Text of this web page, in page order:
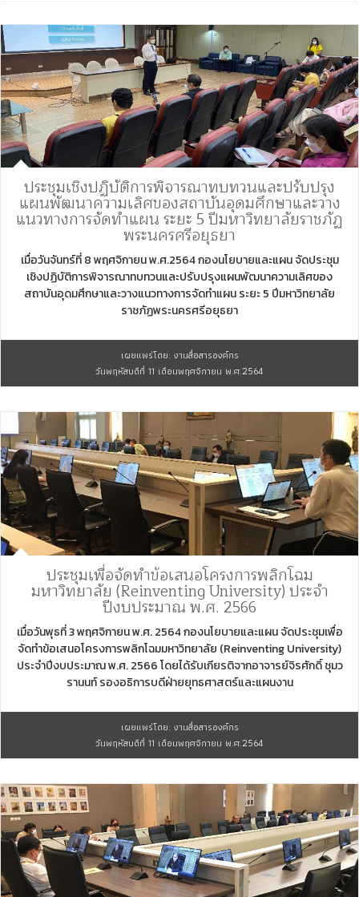
ประชุมเชิงปฏิบัติการพิจารณาทบทวนและปรับปรุง
แผนพัฒนาความเลิศของสถาบันอุดมศึกษาและวาง
แนวทางการจัดทำแผน ระยะ 5 ปีมหาวิทยาลัยราชภัฏ
พระนครศรีอยุธยา
เมื่อวันจันทร์ที่ 8 พฤศจิกายน พ.ศ.2564 กองนโยบายและแผน จัดประชุม
เชิงปฏิบัติการพิจารณาทบทวนและปรับปรุงแผนพัฒนาความเลิศของ
สถาบันอุดมศึกษาและวางแนวทางการจัดทำแผน ระยะ 5 ปีมหาวิทยาลัย
ราชภัฏพระนครศรีอยุธยา
เผยแพร่โดย: งานสื่อสารองค์กร
วันพฤหัสบดีที่ 11 เดือนพฤศจิกายน พ.ศ.2564
ประชุมเพื่อจัดทำข้อเสนอโครงการพลิกโฉม
มหาวิทยาลัย (Reinventing University) ประจำ
ปีงบประมาณ พ.ศ. 2566
เมื่อวันพุธที่ 3 พฤศจิกายน พ.ศ. 2564 กองนโยบายและแผน จัดประชุมเพื่อ
จัดทำข้อเสนอโครงการพลิกโฉมมหาวิทยาลัย (Reinventing University)
ประจำปีงบประมาณ พ.ศ. 2566 โดยได้รับเกียรติจากอาจารย์จิรศักดิ์ ชุมว
รานนท์ รองอธิการบดีฝ่ายยุทธศาสตร์และแผนงาน
เผยแพร่โดย: งานสื่อสารองค์กร
วันพฤหัสบดีที่ 11 เดือนพฤศจิกายน พ.ศ.2564